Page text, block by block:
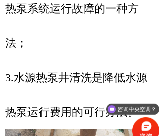
热泵系统运行故障的一种方
法；
3.水源热泵井清洗是降低水源
热泵运行费用的可行办法。
咨询中央空调？
咨询冷却塔？